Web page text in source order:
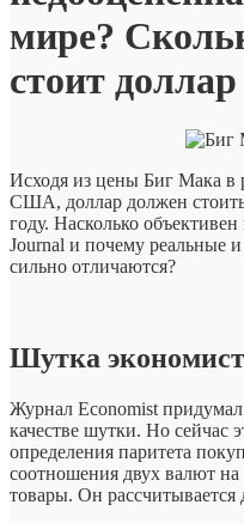
мире?
стоит доллар
Исходя из цены Биг Мака в
США, доллар должен
году. Насколько
Journal и почему реальные
сильно отличаются?
Шутка
Журнал Economist
качестве шутки. Но сейчас
определения паритета
соотношения двух валют
товары. Он рассчитывается